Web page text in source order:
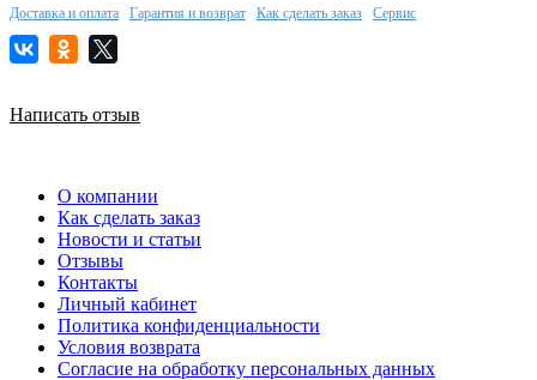
Доставка и оплата Гарантия и возврат Как сделать заказ Сервис
Написать отзыв
О компании
Как сделать заказ
Новости и статьи
Отзывы
Контакты
Личный кабинет
Политика конфиденциальности
Условия возврата
Согласие на обработку персональных данных